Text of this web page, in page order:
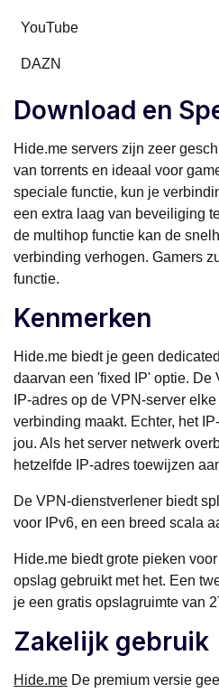
YouTube
DAZN
Download en
Hide.me servers zijn zeer
van torrents en ideaal voor
speciale functie, kun je
een extra laag van beveiliging
de multihop functie kan de
verbinding verhogen. Gamers
functie.
Kenmerken
Hide.me biedt je geen
daarvan een 'fixed IP' optie. De
IP-adres op de VPN-server
verbinding maakt. Echter, het
jou. Als het server netwerk
hetzelfde IP-adres toewijzen
De VPN-dienstverlener biedt
voor IPv6, en een breed scala
Hide.me biedt grote pieken
opslag gebruikt met het. Een
je een gratis opslagruimte van
Zakelijk gebruik
Hide.me De premium versie